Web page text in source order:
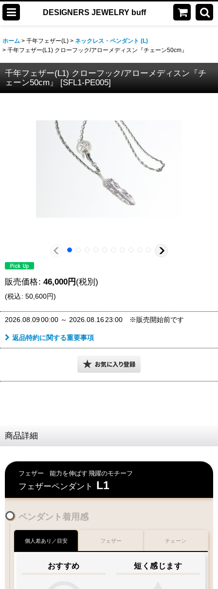
DESIGNERS JEWELRY buff
ホーム > 千年フェザー(L) > ネックレス・ペンダント (L)
> 千年フェザー(L1) クローフック/アローメディスン『チェーン50cm』
千年フェザー(L1) クローフック/アローメディスン『チ
ェーン50cm』
[SFL1-PE005]
販売価格: 46,000円 (税別)
(税込: 50,600円)
2026.08.0900:00 ～ 2026.08.1623:00 ※販売開始前です
返品特約に関する重要事項
商品詳細
フェザー 能力を伸ばす 飛躍のモチーフ
フェザーペンダント L1
ペンダント着用感
個人差あり／目安
おすすめ 短く感じます
フェザー チェーン